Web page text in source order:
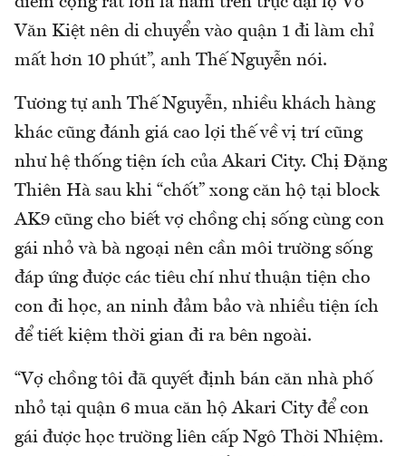
Văn Kiệt nên di chuyển vào quận 1 đi làm chỉ
mất hơn 10 phút”, anh Thế Nguyễn nói.
Tương tự anh Thế Nguyễn, nhiều khách hàng
khác cũng đánh giá cao lợi thế về vị trí cũng
như hệ thống tiện ích của Akari City. Chị Đặng
Thiên Hà sau khi “chốt” xong căn hộ tại block
AK9 cũng cho biết vợ chồng chị sống cùng con
gái nhỏ và bà ngoại nên cần môi trường sống
đáp ứng được các tiêu chí như thuận tiện cho
con đi học, an ninh đảm bảo và nhiều tiện ích
để tiết kiệm thời gian đi ra bên ngoài.
“Vợ chồng tôi đã quyết định bán căn nhà phố
nhỏ tại quận 6 mua căn hộ Akari City để con
gái được học trường liên cấp Ngô Thời Nhiệm.